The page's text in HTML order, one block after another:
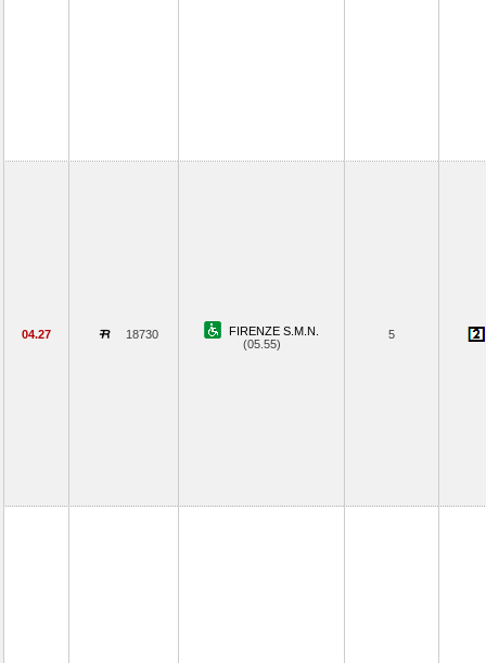
04.27 18730
FIRENZE S.M.N.
(05.55)
5